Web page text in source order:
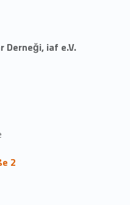
Derneği, iaf e.V.
2